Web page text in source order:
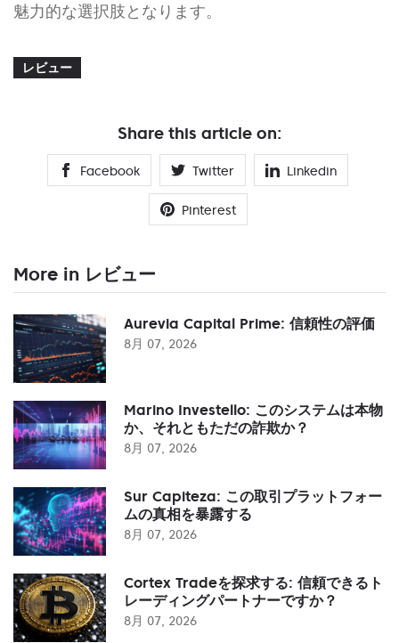
魅力的な選択肢となります。
レビュー
Share this article on:
Facebook Twitter Linkedin
Pinterest
More in レビュー
Aurevia Capital Prime: 信頼性の評価
8月 07, 2026
Marino Investello: このシステムは本物
か、それともただの詐欺か？
8月 07, 2026
Sur Capiteza: この取引プラットフォー
ムの真相を暴露する
8月 07, 2026
Cortex Tradeを探求する: 信頼できるト
レーディングパートナーですか？
8月 07, 2026